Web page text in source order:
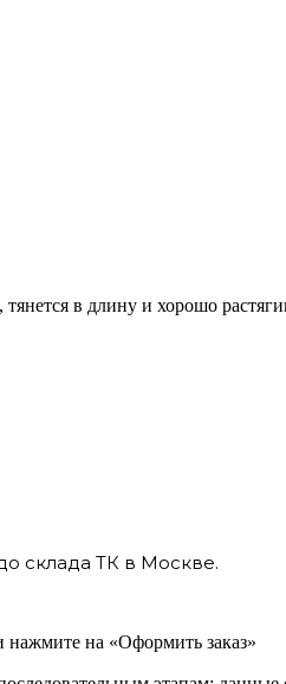
в длину и хорошо
склада ТК в Москве.
нажмите на «Оформить заказ»